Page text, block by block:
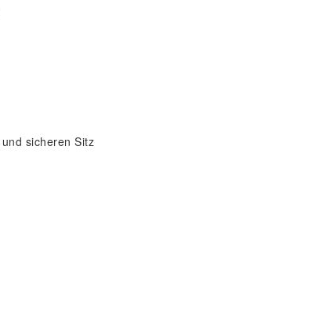
sicheren Sitz